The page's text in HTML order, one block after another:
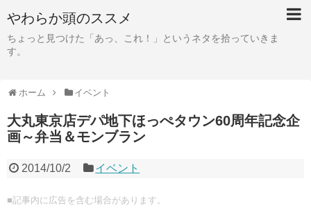
やわらか頭のススメ
ちょっと見つけた「あっ、これ！」というネタを拾っていきま
す。
ホーム イベント
大丸東京店デパ地下ほっぺタウン60周年記念企
画～弁当＆モンブラン
2014/10/2 イベント
■記事内に広告を含む場合があります。